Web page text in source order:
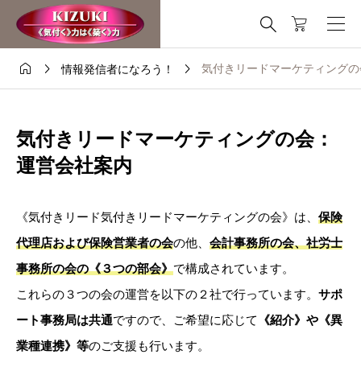

  情報発信者になろう！  気付きリードマーケティング
気付きリードマーケティングの会：
運営会社案内
《気付きリード気付きリードマーケティングの会》は、 保険
代理店および保険営業者の会の他、 会計事務所の会、社労士
事務所の会の《３つの部会》で構成されています。
これらの３つの会の運営を以下の２社で行っています。 サポ
ート事務局は共通ですので、ご希望に応じて 《紹介》や《異
業種連携》等のご支援も行います。
これはデモストアです — 注文は出来ません。 非表示